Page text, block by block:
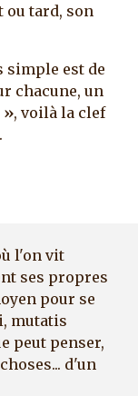
ou tard, son
simple est de
chacune, un
», voilà la clef
l'on vit
ses propres
pour se
mutatis
peut penser,
d'un